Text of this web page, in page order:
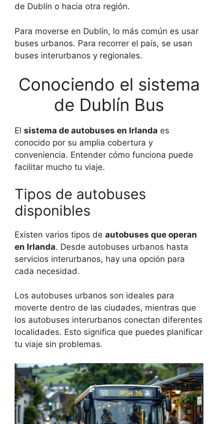
de Dublín o hacia otra región.
Para moverse en Dublín, lo más común es usar
buses urbanos. Para recorrer el país, se usan
buses interurbanos y regionales.
Conociendo el sistema
de Dublín Bus
El sistema de autobuses en Irlanda es
conocido por su amplia cobertura y
conveniencia. Entender cómo funciona puede
facilitar mucho tu viaje.
Tipos de autobuses
disponibles
Existen varios tipos de autobuses que operan
en Irlanda. Desde autobuses urbanos hasta
servicios interurbanos, hay una opción para
cada necesidad.
Los autobuses urbanos son ideales para
moverte dentro de las ciudades, mientras que
los autobuses interurbanos conectan diferentes
localidades. Esto significa que puedes planificar
tu viaje sin problemas.